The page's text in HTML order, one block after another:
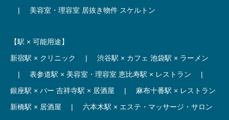
|
美容室・理容室 居抜き物件 スケルトン
【駅 × 可能用途】
新宿駅 × クリニック
| 渋谷駅 × カフェ 池袋駅 × ラーメン
|
表参道駅 × 美容室・理容室 恵比寿駅 × レストラン
|
銀座駅 × バー 吉祥寺駅 × 居酒屋 |
麻布十番駅 × レストラン
新橋駅 × 居酒屋
| 六本木駅 × エステ・マッサージ・サロン